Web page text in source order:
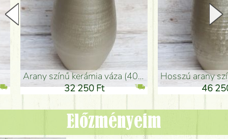
arany színű kerámia váza (40x26cm)
32 250 Ft
hosszú arany színű
46 250 Ft
Előzményeim